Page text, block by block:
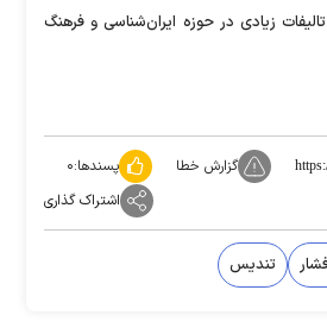
زیادی در حوزه ایران‌شناسی و فرهنگ
گزارش خطا پسندها:۰
اشتراک گذاری
تندیس